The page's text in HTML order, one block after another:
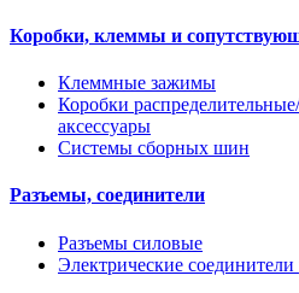
Коробки, клеммы и
Клеммные зажимы
Коробки
аксессуары
Системы сборных шин
Разъемы, соединители
Разъемы силовые
Электрические соединители